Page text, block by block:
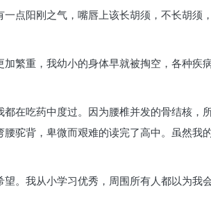
点阳刚之气，嘴唇上该长胡须，不长胡须
繁重，我幼小的身体早就被掏空，各种疾
在吃药中度过。因为腰椎并发的骨结核，
驼背，卑微而艰难的读完了高中。虽然我
。我从小学习优秀，周围所有人都以为我